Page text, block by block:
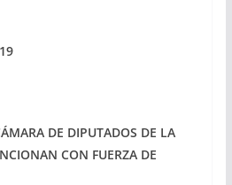
DE DIPUTADOS DE LA
CON FUERZA DE